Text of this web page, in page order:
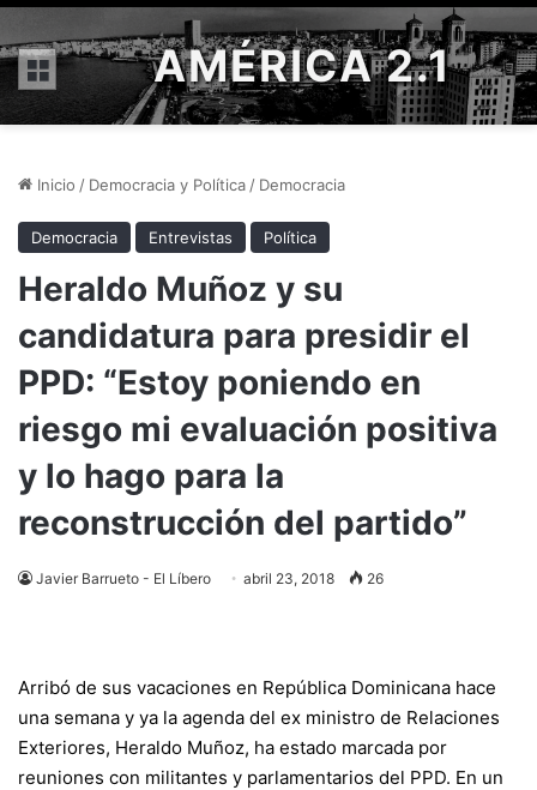
Menú AMÉRICA 2.1
Inicio / Democracia y Política / Democracia
Democracia Entrevistas Política
Heraldo Muñoz y su
candidatura para presidir el
PPD: “Estoy poniendo en
riesgo mi evaluación positiva
y lo hago para la
reconstrucción del partido”
Javier Barrueto - El Líbero abril 23, 2018 26
Arribó de sus vacaciones en República Dominicana hace
una semana y ya la agenda del ex ministro de Relaciones
Exteriores, Heraldo Muñoz, ha estado marcada por
reuniones con militantes y parlamentarios del PPD. En un